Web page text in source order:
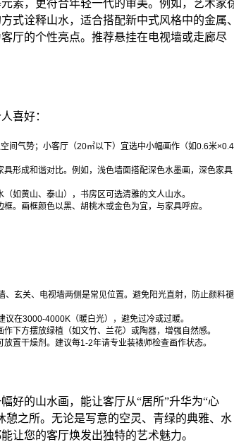
素，更符合年轻一代的审美。例如，艺术家
式诠释山水，适合搭配新中式风格中的金属
厅的个性亮点。推荐悬挂在电视墙或走廊尽
喜好：
间气势；小客厅（20㎡以下）宜选中小幅画作（如0.6米×0.4
形成和谐对比。例如，浅色墙面搭配深色水墨画，深色家具
如黄山、泰山），书房区可选清雅的文人山水。
。画框颜色以黑、胡桃木或金色为宜，与家具呼应。
玄关、电视墙两侧是常见位置。避免阳光直射，防止颜料褪
在3000-4000K（暖白光），避免过冷或过暖。
下方摆放绿植（如文竹、兰花）或陶器，增强自然感。
置干燥剂。建议每1-2年请专业装裱师检查画作状态。
好的山水画，能让客厅从“居所”升华为“心
之所。无论是写意的空灵、青绿的典雅、水
让您的客厅焕发出独特的艺术魅力。